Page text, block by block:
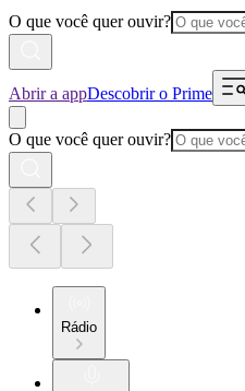
O que você quer ouvir?
Abrir a appDescobrir o Prime
O que você quer ouvir?
Rádio